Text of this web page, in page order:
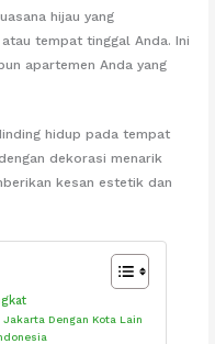
hijau yang
tempat tinggal Anda. Ini
apartemen Anda yang
hidup pada tempat
dekorasi menarik
kesan estetik dan
Dengan Kota Lain